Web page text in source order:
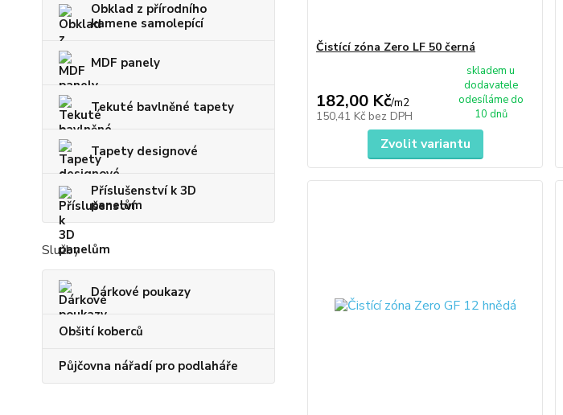
Obklad z přírodního
kamene samolepící
MDF panely
Tekuté bavlněné tapety
Tapety designové
Příslušenství k 3D
panelům
Služby
Dárkové poukazy
Obšití koberců
Půjčovna nářadí pro podlaháře
Čistící zóna Zero LF 50 černá
182,00 Kč/m2
150,41 Kč bez DPH
skladem u
dodavatele
odesíláme do
10 dnů
Zvolit variantu